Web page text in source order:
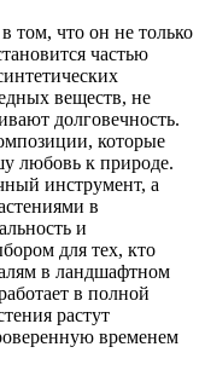
том, что он не только
частью
веществ, не
долговечность.
которые
любовь к природе.
инструмент, а
в
и
для тех, кто
в ландшафтном
в полной
растут
временем